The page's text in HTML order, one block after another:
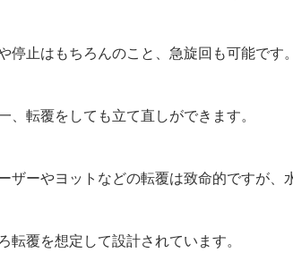
停止はもちろんのこと、急旋回も可能です。
、転覆をしても立て直しができます。
ザーやヨットなどの転覆は致命的ですが、
転覆を想定して設計されています。